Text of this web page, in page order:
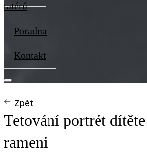
tatérů
Poradna
Kontakt
Zpět
Tetování portrét dítěte
rameni